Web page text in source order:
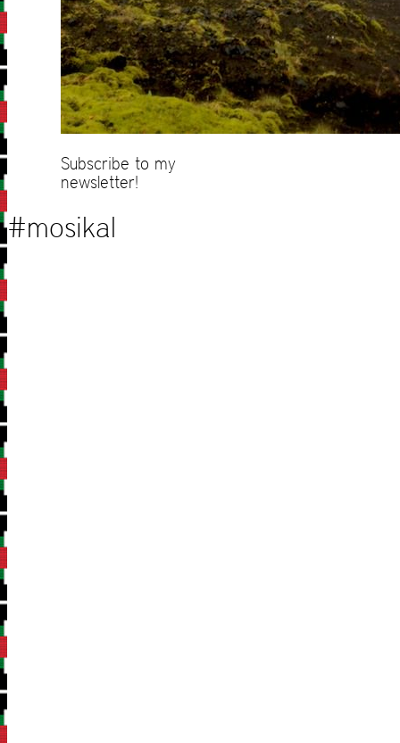
Subscribe to my
newsletter!
#mosikal